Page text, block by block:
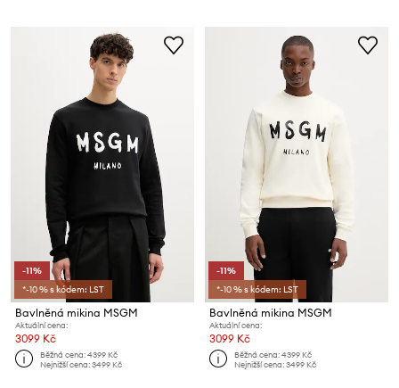
-11%
*-10 % s kódem: LST
Bavlněná mikina MSGM
Aktuální cena:
3099 Kč
Běžná cena:4399 Kč
Nejnižší cena:3499 Kč
-11%
*-10 % s kódem: LST
Bavlněná mikina MSGM
Aktuální cena:
3099 Kč
Běžná cena:4399 Kč
Nejnižší cena:3499 Kč